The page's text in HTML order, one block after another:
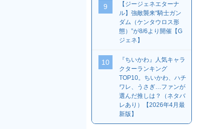
9
【ジージェネエターナ
ル】強敵襲来“騎士ガン
ダム（ケンタウロス形
態）”が8/6より開催【G
ジェネ】
10
『ちいかわ』人気キャラ
クターランキング
TOP10。ちいかわ、ハチ
ワレ、うさぎ…ファンが
選んだ推しは？（ネタバ
レあり）【2026年4月最
新版】